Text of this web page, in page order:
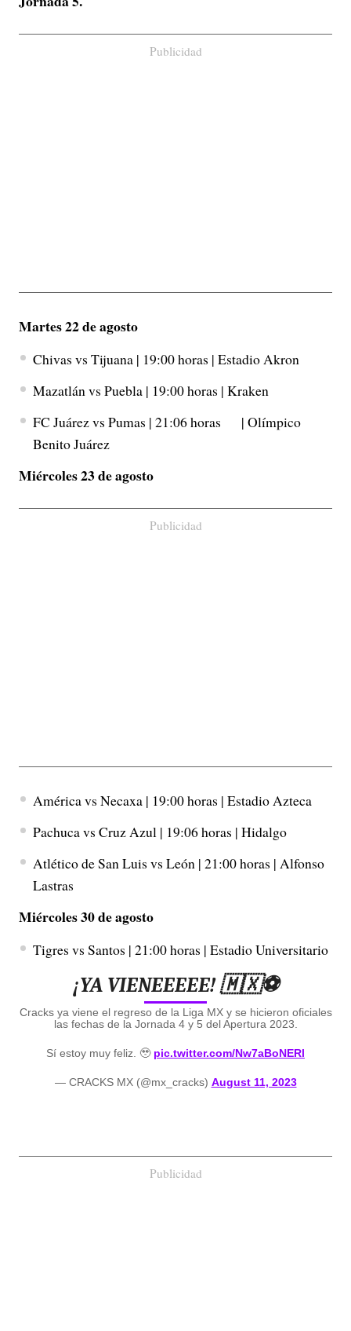
Publicidad
Martes 22 de agosto
Chivas vs Tijuana | 19:00 horas | Estadio Akron
Mazatlán vs Puebla | 19:00 horas | Kraken
FC Juárez vs Pumas | 21:06 horas | Olímpico
Benito Juárez
Miércoles 23 de agosto
Publicidad
América vs Necaxa | 19:00 horas | Estadio Azteca
Pachuca vs Cruz Azul | 19:06 horas | Hidalgo
Atlético de San Luis vs León | 21:00 horas | Alfonso
Lastras
Miércoles 30 de agosto
Tigres vs Santos | 21:00 horas | Estadio Universitario
¡YA VIENEEEEE! 🇲🇽⚽️
Cracks ya viene el regreso de la Liga MX y se hicieron oficiales
las fechas de la Jornada 4 y 5 del Apertura 2023.
Sí estoy muy feliz. 🥹 pic.twitter.com/Nw7aBoNERl
— CRACKS MX (@mx_cracks) August 11, 2023
Publicidad